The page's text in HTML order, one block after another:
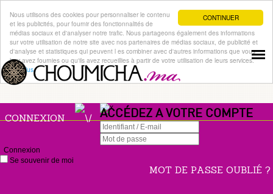
CONTINUER
Nous utilisons des cookies pour personnaliser le contenu
et les publicités, pour fournir des fonctionnalités de
médias sociaux et d'analyser notre trafic. Nous partageons également des informations
sur votre utilisation de notre site avec nos partenaires de médias sociaux, de publicité et
d'analyse et statistiques qui peuvent l es combiner avec d'autres informations que vous
leur avez fournies ou qu'ils avez recueillies à partir de votre utilisation de leurs services.
Lire plus
CONNEXION ACCÉDEZ A VOTRE COMPTE
Connexion
Se souvenir de moi
MOT DE PASSE OUBLIÉ ?